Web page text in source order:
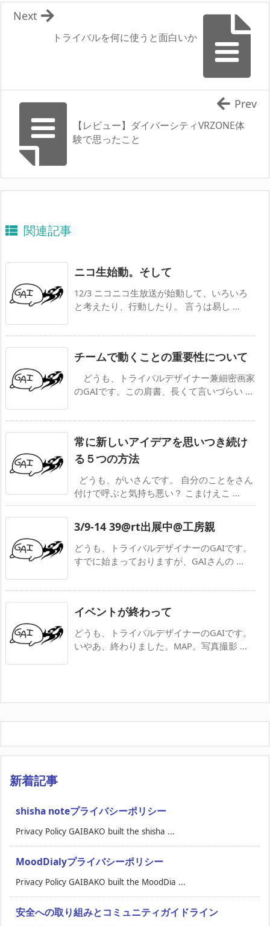
トライバルを何に使うと面白いか
Next
【レビュー】ダイバーシティVRZONE体
験で思ったこと
Prev
関連記事
ニコ生始動。そして
12/3 ニコニコ生放送が始動して、いろいろ
と考えたり、行動したり。 言うは易し ...
チームで動くことの重要性について
どうも、トライバルデザイナー兼細密画家
のGAIです。この肩書、長くて言いづらい ...
常に新しいアイデアを思いつき続け
る５つの方法
どうも、がいさんです。 自分のことをさん
付けで呼ぶと気持ち悪い？ こまけえこ ...
3/9-14 39@rt出展中@工房親
どうも、トライバルデザイナーのGAIです。
すでに始まっておりますが、GAIさんの ...
イベントが終わって
どうも、トライバルデザイナーのGAIです。
いやあ、終わりました。MAP。写真撮影 ...
新着記事
shisha noteプライバシーポリシー
Privacy Policy GAIBAKO built the shisha ...
MoodDialyプライバシーポリシー
Privacy Policy GAIBAKO built the MoodDia ...
安全への取り組みとコミュニティガイドライン